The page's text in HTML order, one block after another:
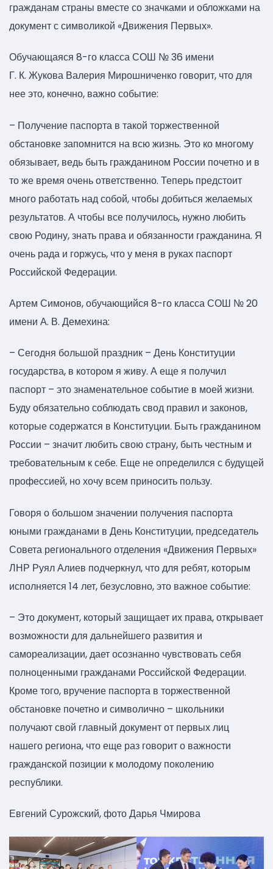
гражданам страны вместе со значками и обложками на
документ с символикой «Движения Первых».
Обучающаяся 8-го класса СОШ № 36 имени
Г. К. Жукова Валерия Мирошниченко говорит, что для
нее это, конечно, важно событие:
– Получение паспорта в такой торжественной
обстановке запомнится на всю жизнь. Это ко многому
обязывает, ведь быть гражданином России почетно и в
то же время очень ответственно. Теперь предстоит
много работать над собой, чтобы добиться желаемых
результатов. А чтобы все получилось, нужно любить
свою Родину, знать права и обязанности гражданина. Я
очень рада и горжусь, что у меня в руках паспорт
Российской Федерации.
Артем Симонов, обучающийся 8-го класса СОШ № 20
имени А. В. Демехина:
– Сегодня большой праздник – День Конституции
государства, в котором я живу. А еще я получил
паспорт – это знаменательное событие в моей жизни.
Буду обязательно соблюдать свод правил и законов,
которые содержатся в Конституции. Быть гражданином
России – значит любить свою страну, быть честным и
требовательным к себе. Еще не определился с будущей
профессией, но хочу всем приносить пользу.
Говоря о большом значении получения паспорта
юными гражданами в День Конституции, председатель
Совета регионального отделения «Движения Первых»
ЛНР Руял Алиев подчеркнул, что для ребят, которым
исполняется 14 лет, безусловно, это важное событие:
– Это документ, который защищает их права, открывает
возможности для дальнейшего развития и
самореализации, дает осознанно чувствовать себя
полноценными гражданами Российской Федерации.
Кроме того, вручение паспорта в торжественной
обстановке почетно и символично – школьники
получают свой главный документ от первых лиц
нашего региона, что еще раз говорит о важности
гражданской позиции к молодому поколению
республики.
Евгений Сурожский, фото Дарья Чмирова